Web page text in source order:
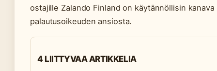
ostajille Zalando Finland on käytännöllisin
palautusoikeuden ansiosta.
4 LIITTYVAA ARTIKKELIA